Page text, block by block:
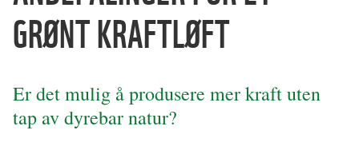
GRØNT KRAFTLØFT
Er det mulig å produsere mer kraft uten
tap av dyrebar natur?